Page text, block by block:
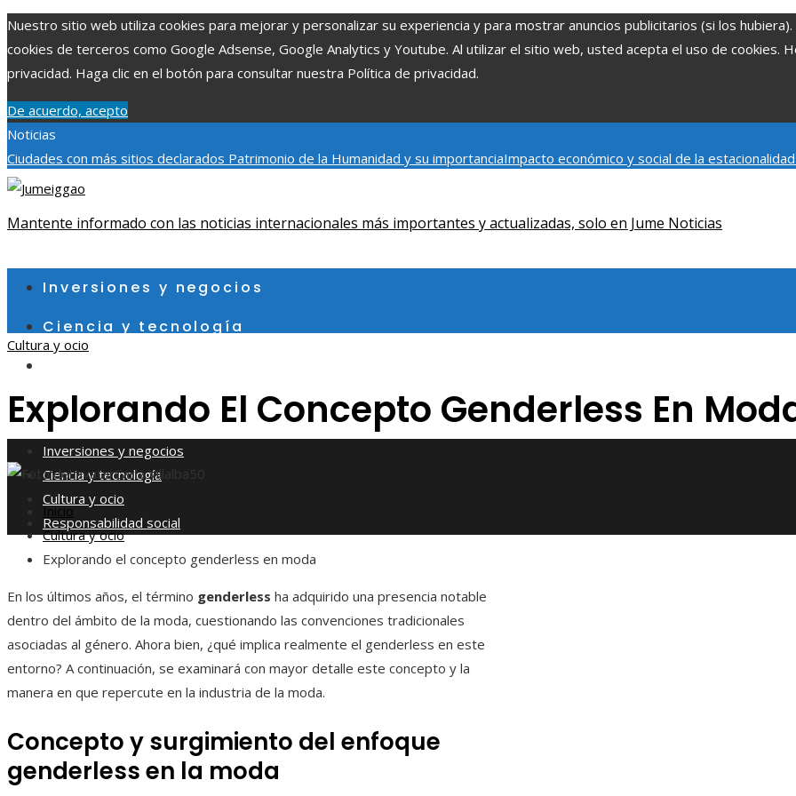
Nuestro sitio web utiliza cookies para mejorar y personalizar su experiencia y para mostrar anuncios publicitarios (si los
cookies de terceros como Google Adsense, Google Analytics y Youtube. Al utilizar el sitio web, usted acepta el uso de cookies.
privacidad. Haga clic en el botón para consultar nuestra Política de privacidad.
De acuerdo, acepto
Noticias
Ciudades con más sitios declarados Patrimonio de la Humanidad y su importanciaImpacto económico y social de la
aumentar la inversión productiva y reducir la fragmentación económica en Bosnia y Herzegovina
viernes, agosto 7
Mantente informado con las noticias internacionales más importantes y actualizadas, solo en Jume Noticias
Inversiones y negocios
Ciencia y tecnología
Responsabilidad social
Inversiones y negocios
Ciencia y tecnología
Cultura y ocio
Responsabilidad social
Cultura y ocio
Explorando El Concepto Genderless En
Carla Villalba
Inicio
Cultura y ocio
Explorando el concepto genderless en moda
En los últimos años, el término genderless ha adquirido una presencia notable
dentro del ámbito de la moda, cuestionando las convenciones tradicionales
asociadas al género. Ahora bien, ¿qué implica realmente el genderless en este
entorno? A continuación, se examinará con mayor detalle este concepto y la
manera en que repercute en la industria de la moda.
Concepto y surgimiento del enfoque
genderless en la moda